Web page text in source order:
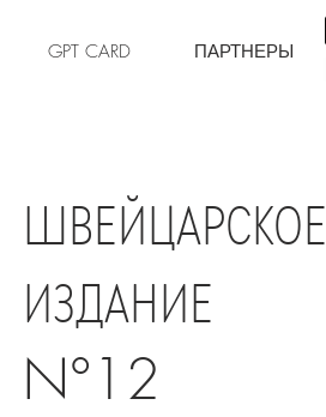
GPT CARD ПАРТНЕРЫ
ШВЕЙЦАРСКОЕ
ИЗДАНИЕ
N°12